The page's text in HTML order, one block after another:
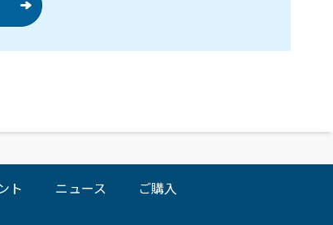
ト ニュース ご購入